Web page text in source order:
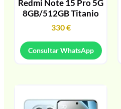
Redmi Note 15 Pro 5G
8GB/512GB Titanio
330€
Consultar WhatsApp